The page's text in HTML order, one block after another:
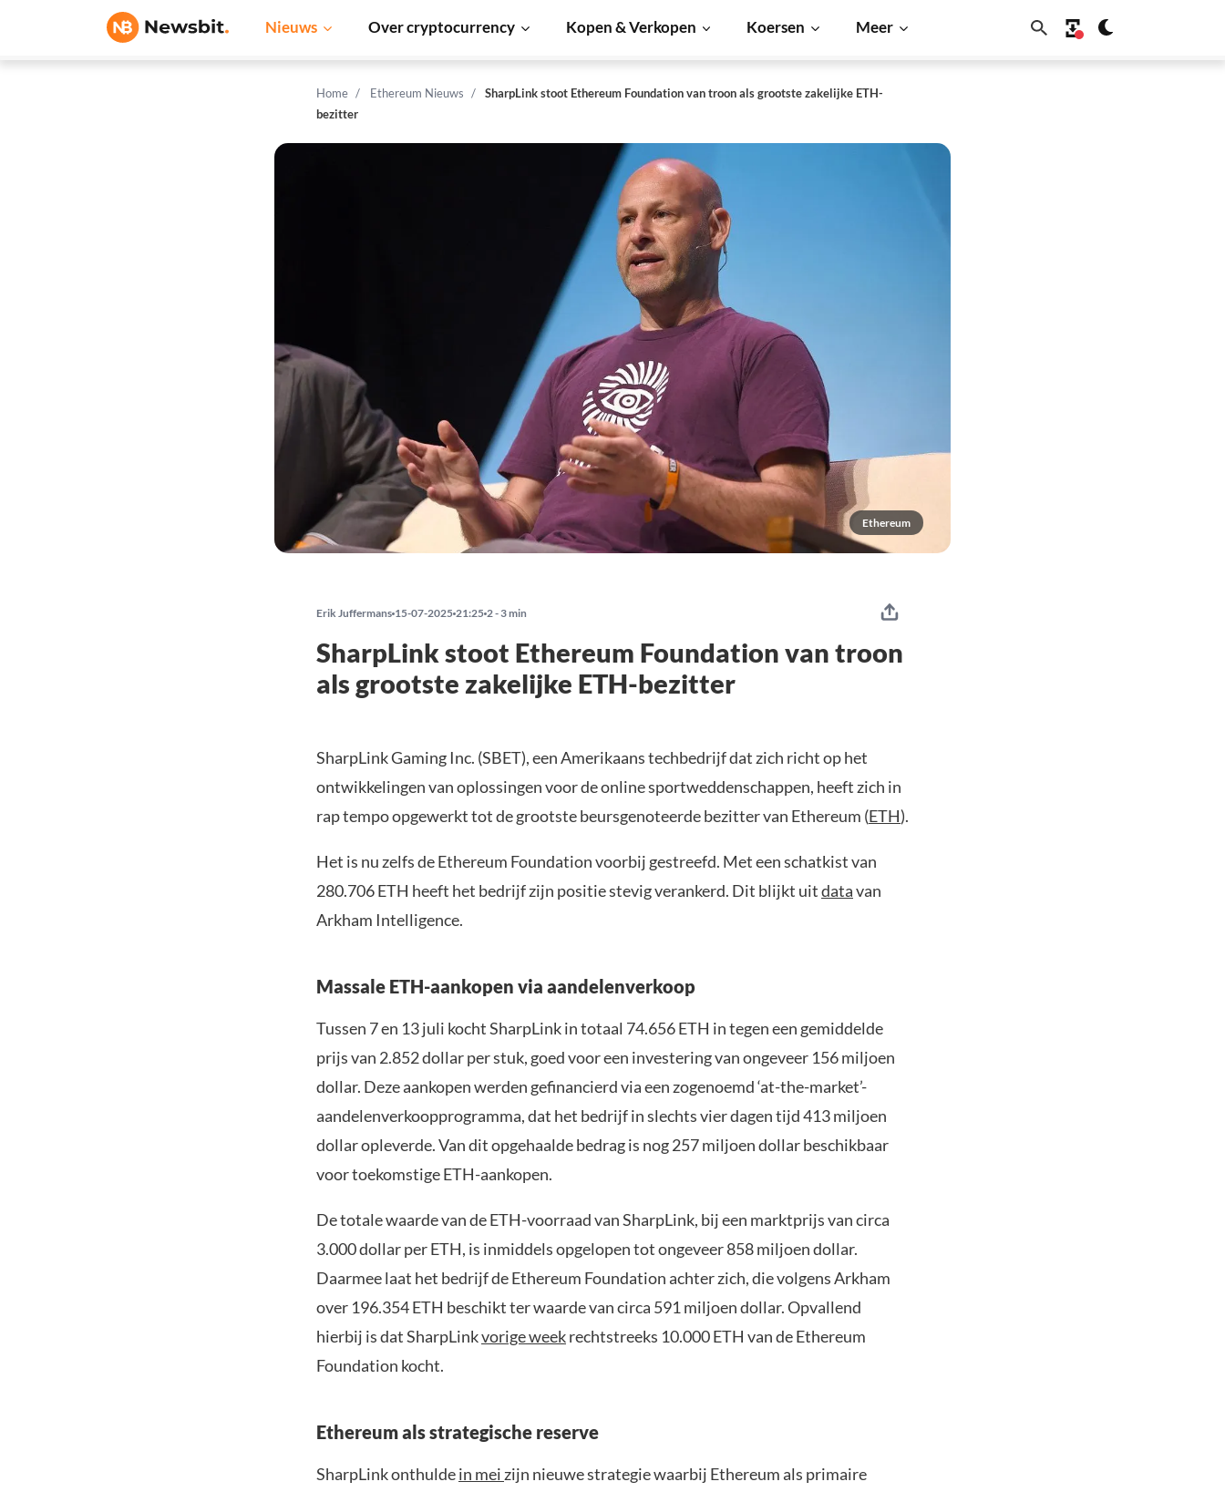
Nieuws Over cryptocurrency Kopen & Verkopen Koersen Meer
Home Ethereum Nieuws
SharpLink stoot Ethereum Foundation van troon als grootste zakelijke ETH-
bezitter
Ethereum
Erik Juffermans 15-07-2025 21:25 2 - 3 min
SharpLink stoot Ethereum Foundation van troon
als grootste zakelijke ETH-bezitter
SharpLink Gaming Inc. (SBET), een Amerikaans techbedrijf dat zich richt op het
ontwikkelingen van oplossingen voor de online sportweddenschappen, heeft zich in
rap tempo opgewerkt tot de grootste beursgenoteerde bezitter van Ethereum (ETH).
Het is nu zelfs de Ethereum Foundation voorbij gestreefd. Met een schatkist van
280.706 ETH heeft het bedrijf zijn positie stevig verankerd. Dit blijkt uitdatavan
Arkham Intelligence.
Massale ETH-aankopen via aandelenverkoop
Tussen 7 en 13 juli kocht SharpLink in totaal 74.656 ETH in tegen een gemiddelde
prijs van 2.852 dollar per stuk, goed voor een investering van ongeveer 156 miljoen
dollar. Deze aankopen werden gefinancierd via een zogenoemd ‘at-the-market’-
aandelenverkoopprogramma, dat het bedrijf in slechts vier dagen tijd 413 miljoen
dollar opleverde. Van dit opgehaalde bedrag is nog 257 miljoen dollar beschikbaar
voor toekomstige ETH-aankopen.
De totale waarde van de ETH-voorraad van SharpLink, bij een marktprijs van circa
3.000 dollar per ETH, is inmiddels opgelopen tot ongeveer 858 miljoen dollar.
Daarmee laat het bedrijf de Ethereum Foundation achter zich, die volgens Arkham
over 196.354 ETH beschikt ter waarde van circa 591 miljoen dollar. Opvallend
hierbij is dat SharpLinkvorige weekrechtstreeks 10.000 ETH van de Ethereum
Foundation kocht.
Ethereum als strategische reserve
SharpLink onthuldein mei zijn nieuwe strategie waarbij Ethereum als primaire